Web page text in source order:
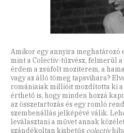
Amikor egy annyira meghatározó
mint a Colectiv-tűzvész, felmerül
érdem a zsúfolt moziterem, a
vagy az álló tömeg tapsvihara?
romániaiak millióit mozdította ki
érthető is, hogy minden hozzá
az összetartozás és egy romló
szembenállás jelképévé válik.
leválasztani a művet annak
szándékoltan kisbetűs colectiv